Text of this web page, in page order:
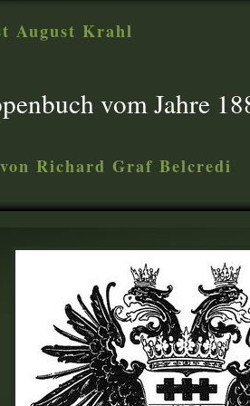
August Krahl
vom Jahre
Richard Graf Belcredi